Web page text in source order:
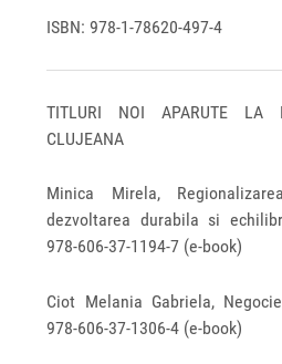
ISBN: 978-1-78620-497-4
TITLURI NOI APARUTE LA
CLUJEANA
Minica Mirela,
dezvoltarea durabila si
978-606-37-1194-7 (e-book)
Ciot Melania Gabriela,
978‐606‐37‐1306-4 (e-book)